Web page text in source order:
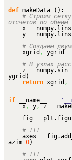
def makeData ( ) :
# Строим
отсчетов по обеим
x = numpy.
y = numpy.
# Создаем
xgrid , ygrid =
# В узлах
z = numpy. sin
ygrid )
return xgrid ,
if __name__ ==
x, y, z =
fig = plt.
# !!!
axes = fig.
azim=0)
# !!!